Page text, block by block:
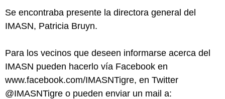
Se encontraba presente la directora general del
IMASN, Patricia Bruyn.
Para los vecinos que deseen informarse acerca del
IMASN pueden hacerlo vía Facebook en
www.facebook.com/IMASNTigre, en Twitter
@IMASNTigre o pueden enviar un mail a: